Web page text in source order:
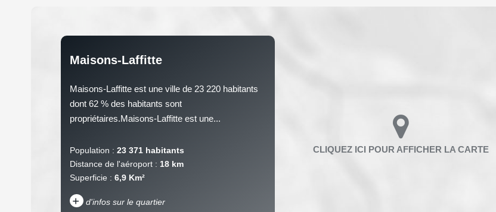
Maisons-Laffitte
Maisons-Laffitte est une ville de 23 220 habitants
dont 62 % des habitants sont
propriétaires.Maisons-Laffitte est une...
Population : 23 371 habitants
Distance de l'aéroport : 18 km
Superficie : 6,9 Km²
+ d'infos sur le quartier